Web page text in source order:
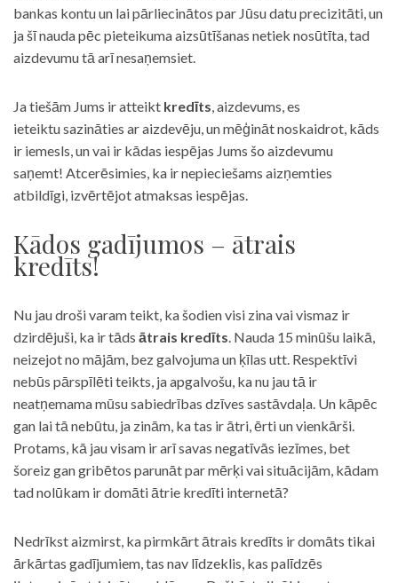
bankas kontu un lai pārliecinātos par Jūsu datu precizitāti, un
ja šī nauda pēc pieteikuma aizsūtīšanas netiek nosūtīta, tad
aizdevumu tā arī nesaņemsiet.
Ja tiešām Jums ir atteikt kredīts, aizdevums, es
ieteiktu sazināties ar aizdevēju, un mēģināt noskaidrot, kāds
ir iemesls, un vai ir kādas iespējas Jums šo aizdevumu
saņemt! Atcerēsimies, ka ir nepieciešams aizņemties
atbildīgi, izvērtējot atmaksas iespējas.
Kādos gadījumos – ātrais
kredīts!
Nu jau droši varam teikt, ka šodien visi zina vai vismaz ir
dzirdējuši, ka ir tāds ātrais kredīts. Nauda 15 minūšu laikā,
neizejot no mājām, bez galvojuma un ķīlas utt. Respektīvi
nebūs pārspīlēti teikts, ja apgalvošu, ka nu jau tā ir
neatņemama mūsu sabiedrības dzīves sastāvdaļa. Un kāpēc
gan lai tā nebūtu, ja zinām, ka tas ir ātri, ērti un vienkārši.
Protams, kā jau visam ir arī savas negatīvās iezīmes, bet
šoreiz gan gribētos parunāt par mērķi vai situācijām, kādam
tad nolūkam ir domāti ātrie kredīti internetā?
Nedrīkst aizmirst, ka pirmkārt ātrais kredīts ir domāts tikai
ārkārtas gadījumiem, tas nav līdzeklis, kas palīdzēs